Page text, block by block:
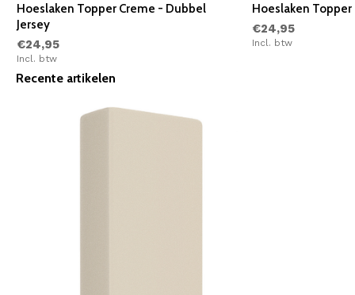
Hoeslaken Topper Creme - Dubbel
Jersey
€24,95
Incl. btw
Hoeslaken Topper
€24,95
Incl. btw
Recente artikelen